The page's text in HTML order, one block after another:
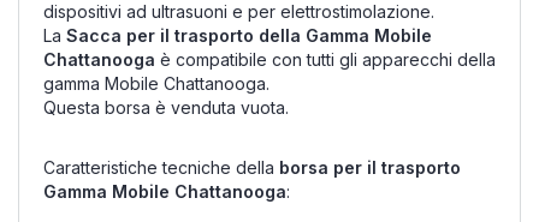
dispositivi ad ultrasuoni e per elettrostimolazione.
La Sacca per il trasporto della Gamma Mobile
Chattanooga è compatibile con tutti gli apparecchi della
gamma Mobile Chattanooga.
Questa borsa è venduta vuota.
Caratteristiche tecniche della borsa per il trasporto
Gamma Mobile Chattanooga: